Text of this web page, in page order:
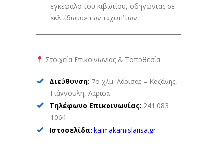
εγκέφαλο του κιβωτίου, οδηγώντας σε
«κλείδωμα» των ταχυτήτων.
Στοιχεία Επικοινωνίας & Τοποθεσία
Διεύθυνση: 7ο χλμ. Λάρισας – Κοζάνης,
Γιάννουλη, Λάρισα
Τηλέφωνο Επικοινωνίας: 241 083
1064
Ιστοσελίδα: kaimakamislarisa.gr